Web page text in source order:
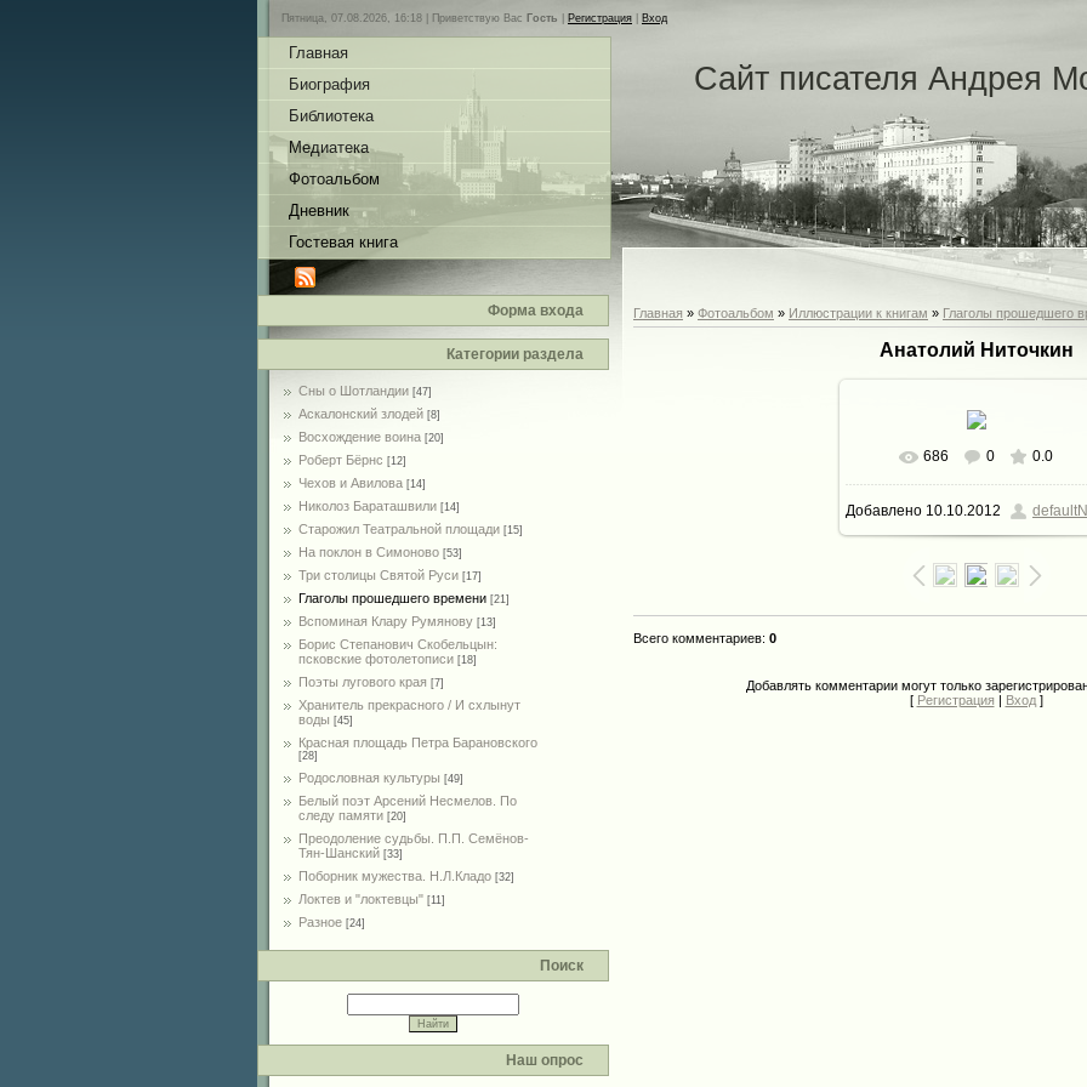
Пятница, 07.08.2026, 16:18 | Приветствую Вас Гость Регистрация Вход
Главная
Биография
Библиотека
Медиатека
Фотоальбом
Дневник
Гостевая книга
Форма входа
Категории раздела
Сны о Шотландии [47]
Аскалонский злодей [8]
Восхождение воина [20]
Роберт Бёрнс [12]
Чехов и Авилова [14]
Николоз Бараташвили [14]
Cтарожил Театральной площади [15]
На поклон в Симоново [53]
Три столицы Святой Руси [17]
Глаголы прошедшего времени [21]
Вспоминая Клару Румянову [13]
Борис Степанович Скобельцын:
псковские фотолетописи [18]
Поэты лугового края [7]
Хранитель прекрасного / И схлынут
воды [45]
Красная площадь Петра Барановского
[28]
Родословная культуры [49]
Белый поэт Арсений Несмелов. По
следу памяти [20]
Преодоление судьбы. П.П. Семёнов-
Тян-Шанский [33]
Поборник мужества. Н.Л.Кладо [32]
Локтев и "локтевцы" [11]
Разное [24]
Поиск
Наш опрос
Сайт писателя Андрея
Главная » Фотоальбом » Иллюстрации к книгам » Глаголы прошедшего
Анатолий Ниточкин
В реальном размере 470x700
73.1Kb
686 0 0.0
Добавлено 10.10.2012
Всего комментариев: 0
Добавлять комментарии могут только
[ Регистрация | Вход]